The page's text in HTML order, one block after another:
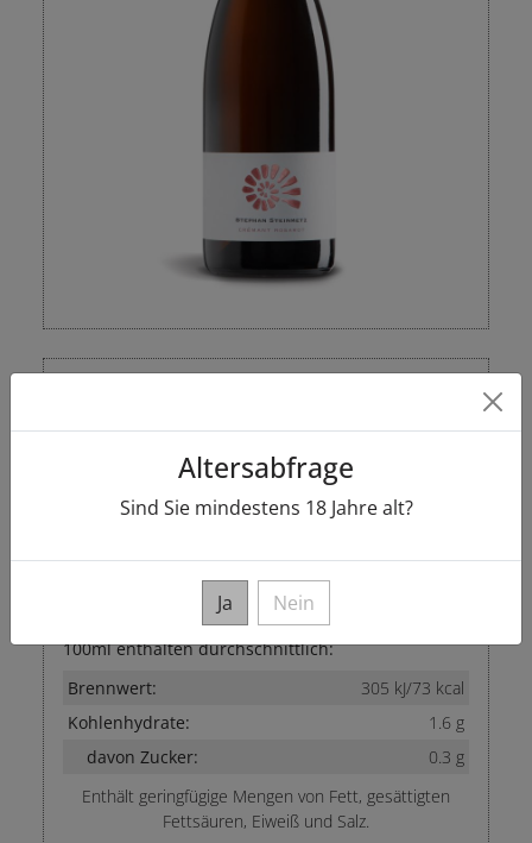
Altersabfrage
Sind Sie mindestens 18Jahre alt?
Ja Nein
Vorhandener Alkoholgehalt: 12.0 % vol
Erzeugerabfüllung : Weingut Stephan Steinmetz,
Am Markusbrunnen 6, DE-54439, Wehr / Mosel
E-Label
Nährwertangaben
100ml enthalten durchschnittlich:
Brennwert:
305 kJ/73 kcal
Kohlenhydrate:
1.6 g
davon Zucker:
0.3 g
Enthält geringfügige Mengen von Fett, gesättigten
Fettsäuren, Eiweiß und Salz.